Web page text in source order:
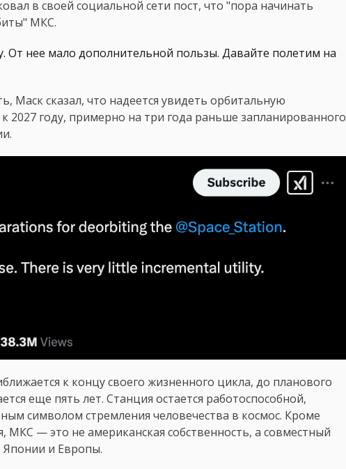
в своей социальной сети пост, что "пора начинать
МКС.
От нее мало дополнительной пользы. Давайте полетим на
Маск сказал, что надеется увидеть орбитальную
2027 году, примерно на три года раньше запланированного
к концу своего жизненного цикла, до планового
еще пять лет. Станция остается работоспособной,
символом стремления человечества в космос. Кроме
МКС — это не американская собственность, а совместный
и Европы.